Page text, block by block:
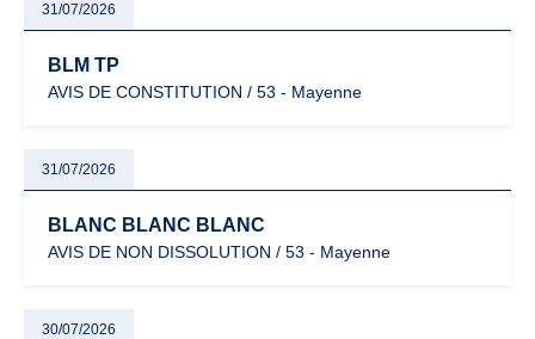
31/07/2026
BLM TP
AVIS DE CONSTITUTION / 53 - Mayenne
31/07/2026
BLANC BLANC BLANC
AVIS DE NON DISSOLUTION / 53 - Mayenne
30/07/2026